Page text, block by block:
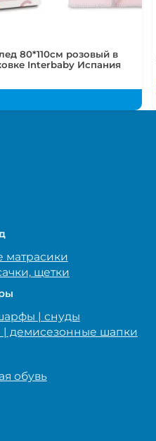
80*110см розовый в
Interbaby Испания
матрасики
щетки
| снуды
| демисезонные шапки
обувь